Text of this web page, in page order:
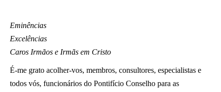
Eminências
Excelências
Caros Irmãos e Irmãs em Cristo
É-me grato acolher-vos, membros, consultores, especialistas e
todos vós, funcionários do Pontifício Conselho para as